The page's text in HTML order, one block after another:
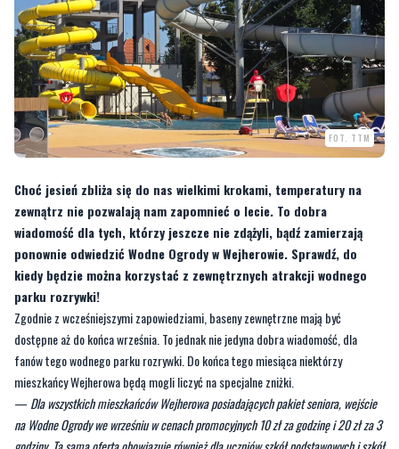
FOT. TTM
Choć jesień zbliża się do nas wielkimi krokami, temperatury na
zewnątrz nie pozwalają nam zapomnieć o lecie. To dobra
ponownie odwiedzić Wodne Ogrody w Wejherowie. Sprawdź, do
kiedy będzie można korzystać z zewnętrznych atrakcji wodnego
parku rozrywki!
Zgodnie z wcześniejszymi zapowiedziami, baseny zewnętrzne mają być
dostępne aż do końca września. To jednak nie jedyna dobra wiadomość, dla
fanów tego wodnego parku rozrywki. Do końca tego miesiąca niektórzy
mieszkańcy Wejherowa będą mogli liczyć na specjalne zniżki.
—Dla wszystkich mieszkańców Wejherowa posiadających pakiet seniora, wejście
na Wodne Ogrody we wrześniu w cenach promocyjnych 10 zł za godzinę i 20 zł za 3
godziny. Ta sama oferta obowiązuje również dla uczniów szkół podstawowych i szkół
średnich z terenu miasta Wejherowa— mówi dlaTwojej Telewizji Morskiej
Arkadiusz Kraszkiewicz, zastępca prezydenta Wejherowa